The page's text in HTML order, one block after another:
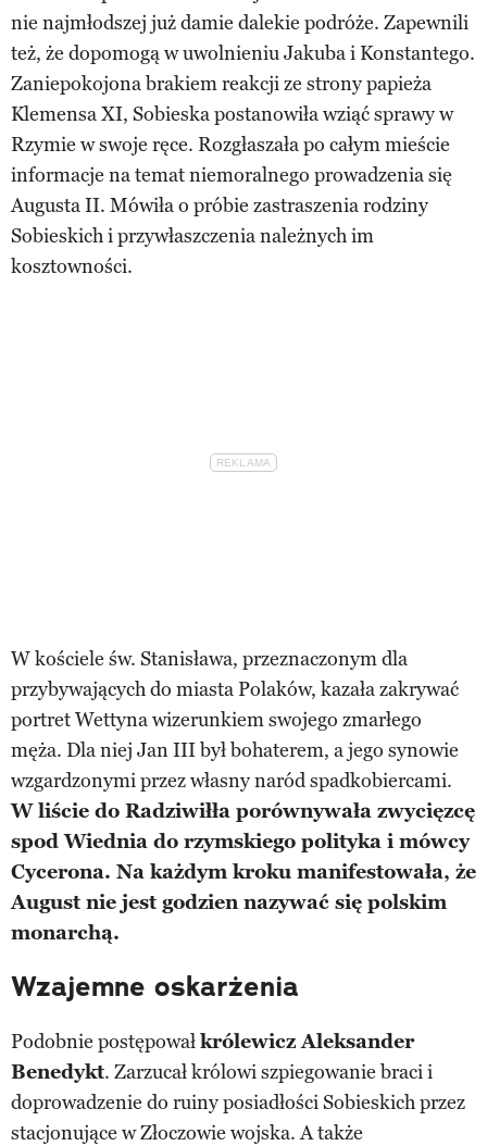
nie najmłodszej już damie dalekie podróże. Zapewnili
też, że dopomogą w uwolnieniu Jakuba i Konstantego.
Zaniepokojona brakiem reakcji ze strony papieża
Klemensa XI, Sobieska postanowiła wziąć sprawy w
Rzymie w swoje ręce. Rozgłaszała po całym mieście
informacje na temat niemoralnego prowadzenia się
Augusta II. Mówiła o próbie zastraszenia rodziny
Sobieskich i przywłaszczenia należnych im
kosztowności.
W kościele św. Stanisława, przeznaczonym dla
przybywających do miasta Polaków, kazała zakrywać
portret Wettyna wizerunkiem swojego zmarłego
męża. Dla niej Jan III był bohaterem, a jego synowie
wzgardzonymi przez własny naród spadkobiercami.
W liście do Radziwiłła porównywała zwycięzcę
spod Wiednia do rzymskiego polityka i mówcy
Cycerona. Na każdym kroku manifestowała, że
August nie jest godzien nazywać się polskim
monarchą.
Wzajemne oskarżenia
Podobnie postępowałkrólewicz Aleksander
Benedykt. Zarzucał królowi szpiegowanie braci i
doprowadzenie do ruiny posiadłości Sobieskich przez
stacjonujące w Złoczowie wojska. A także